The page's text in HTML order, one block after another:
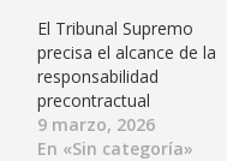
El Tribunal Supremo
precisa el alcance de la
responsabilidad
precontractual
9 marzo, 2026
En «Sin categoría»